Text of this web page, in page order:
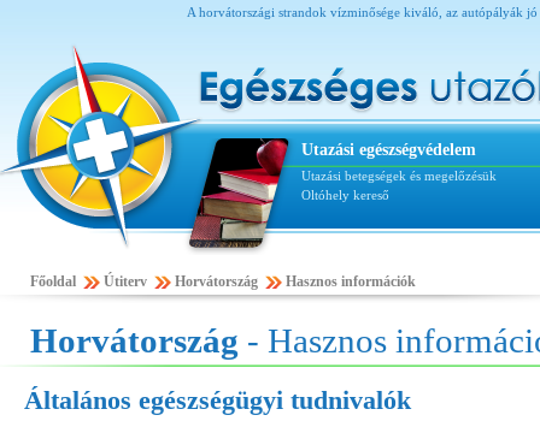
A horvátországi strandok vízminősége kiváló, az autópályák
Utazási egészségvédelem
Utazási betegségek és megelőzésük
Oltóhely kereső
Főoldal Útiterv Horvátország Hasznos információk
Horvátország - Hasznos
Általános egészségügyi tudnivalók